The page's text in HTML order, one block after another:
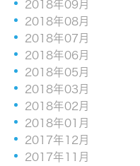
2018年09月
2018年08月
2018年07月
2018年06月
2018年05月
2018年03月
2018年02月
2018年01月
2017年12月
2017年11月